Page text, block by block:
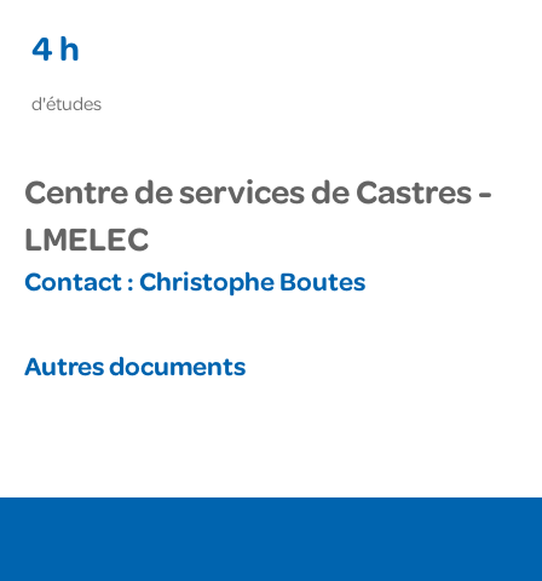
4 h
d'études
Centre de services de Castres -
LMELEC
Contact :Christophe Boutes
Autres documents